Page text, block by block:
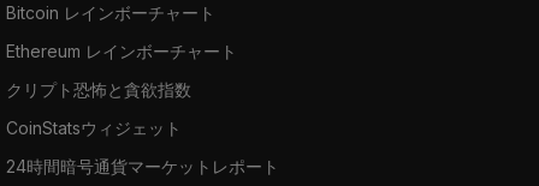
Bitcoin レインボーチャート
Ethereum レインボーチャート
クリプト恐怖と貪欲指数
CoinStatsウィジェット
24時間暗号通貨マーケットレポート